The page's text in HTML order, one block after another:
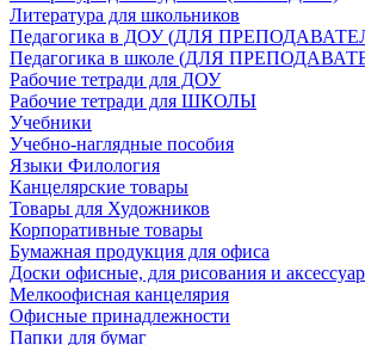
Литература для школьников
Педагогика в ДОУ (ДЛЯ
Педагогика в школе (ДЛЯ
Рабочие тетради для ДОУ
Рабочие тетради для ШКОЛЫ
Учебники
Учебно-наглядные пособия
Языки Филология
Канцелярские товары
Товары для Художников
Корпоративные товары
Бумажная продукция для офиса
Доски офисные, для рисования и
Мелкоофисная канцелярия
Офисные принадлежности
Папки для бумаг